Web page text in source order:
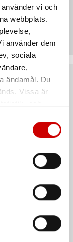
vi och
webbplats.
använder dem
sociala
ändamål. Du
Vissa är
Genom
Läs
produkt
4 Nordic
C4 härdat stål,
försänkt huvud